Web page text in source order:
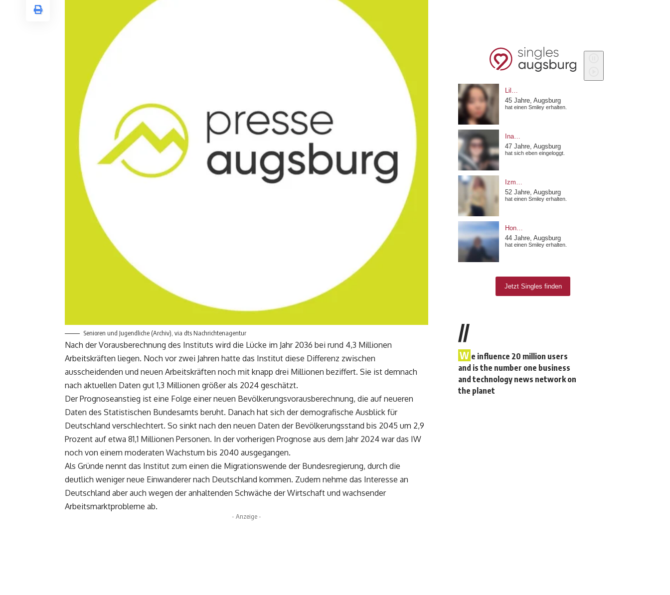
Senioren und Jugendliche (Archiv), via dts Nachrichtenagentur
Nach der Vorausberechnung des Instituts wird die Lücke im Jahr 2036 bei rund 4,3 Millionen
Arbeitskräften liegen. Noch vor zwei Jahren hatte das Institut diese Differenz zwischen
ausscheidenden und neuen Arbeitskräften noch mit knapp drei Millionen beziffert. Sie ist demnach
nach aktuellen Daten gut 1,3 Millionen größer als 2024 geschätzt.
Der Prognoseanstieg ist eine Folge einer neuen Bevölkerungsvorausberechnung, die auf neueren
Daten des Statistischen Bundesamts beruht. Danach hat sich der demografische Ausblick für
Deutschland verschlechtert. So sinkt nach den neuen Daten der Bevölkerungsstand bis 2045 um 2,9
Prozent auf etwa 81,1 Millionen Personen. In der vorherigen Prognose aus dem Jahr 2024 war das IW
noch von einem moderaten Wachstum bis 2040 ausgegangen.
Als Gründe nennt das Institut zum einen die Migrationswende der Bundesregierung, durch die
deutlich weniger neue Einwanderer nach Deutschland kommen. Zudem nehme das Interesse an
Deutschland aber auch wegen der anhaltenden Schwäche der Wirtschaft und wachsender
Arbeitsmarktprobleme ab.
- Anzeige -
//
W e influence 20 million users
and is the number one business
and technology news network on
the planet